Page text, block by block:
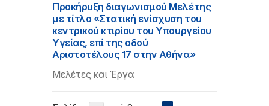
Προκήρυξη διαγωνισμού Μελέτης
με τίτλο «Στατική ενίσχυση του
κεντρικού κτιρίου του Υπουργείου
Υγείας, επί της οδού
Αριστοτέλους 17 στην Αθήνα»
Μελέτες και Έργα